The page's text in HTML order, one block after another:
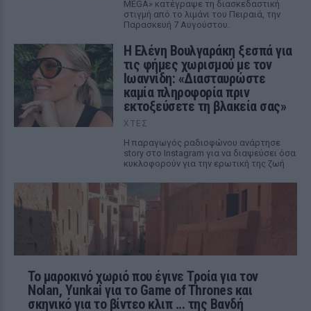
MEGA» κατέγραψε τη διασκεδαστική
στιγμή από το λιμάνι του Πειραιά, την
Παρασκευή 7 Αυγούστου.
Η Ελένη Βουλγαράκη ξεσπά για
τις φήμες χωρισμού με τον
Ιωαννίδη: «Διασταυρώστε
καμία πληροφορία πριν
εκτοξεύσετε τη βλακεία σας»
ΧΤΕΣ
Η παραγωγός ραδιοφώνου ανάρτησε
story στο Instagram για να διαψεύσει όσα
κυκλοφορούν για την ερωτική της ζωή
Το μαροκινό χωριό που έγινε Τροία για τον
Nolan, Yunkai για το Game of Thrones και
σκηνικό για το βίντεο κλιπ ... της Βανδή